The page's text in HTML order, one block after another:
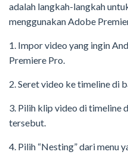
adalah langkah-langkah
menggunakan Adobe
1. Impor video yang ingin
Premiere Pro.
2. Seret video ke timeline di
3. Pilih klip video di timeline
tersebut.
4. Pilih “Nesting” dari menu